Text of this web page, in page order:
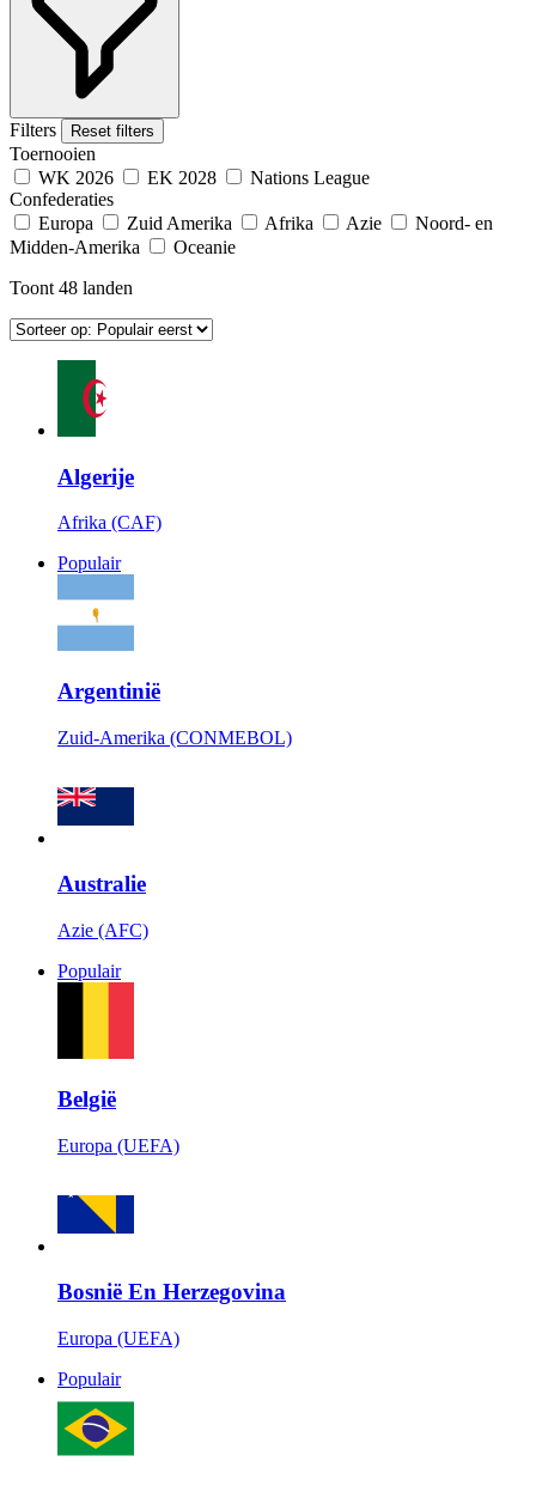
Filters Reset filters
Toernooien
WK 2026
EK 2028
Nations League
Confederaties
Europa
Zuid Amerika Afrika Azie
Noord- en
Midden-Amerika
Oceanie
Toont 48 landen
Algerije
Afrika (CAF)
Populair
Argentinië
Zuid-Amerika (CONMEBOL)
Australie
Azie (AFC)
Populair
België
Europa (UEFA)
Bosnië En Herzegovina
Europa (UEFA)
Populair